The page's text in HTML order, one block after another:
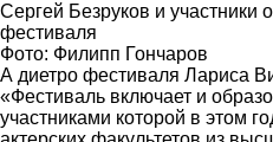
Сергей Безруков и участники
фестиваля
Фото: Филипп Гончаров
А диетро фестиваля Лариса
«Фестиваль включает и
участниками которой в этом